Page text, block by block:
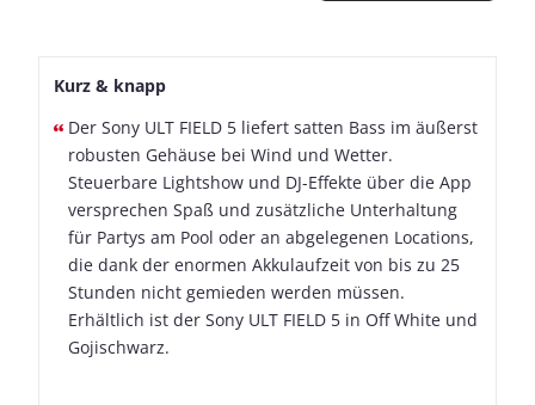
Kurz & knapp
Der Sony ULT FIELD 5 liefert satten Bass im äußerst
robusten Gehäuse bei Wind und Wetter.
Steuerbare Lightshow und DJ-Effekte über die App
versprechen Spaß und zusätzliche Unterhaltung
für Partys am Pool oder an abgelegenen Locations,
die dank der enormen Akkulaufzeit von bis zu 25
Stunden nicht gemieden werden müssen.
Erhältlich ist der Sony ULT FIELD 5 in Off White und
Gojischwarz.